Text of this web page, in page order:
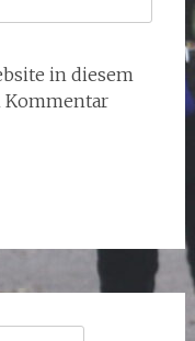
in diesem
Kommentar